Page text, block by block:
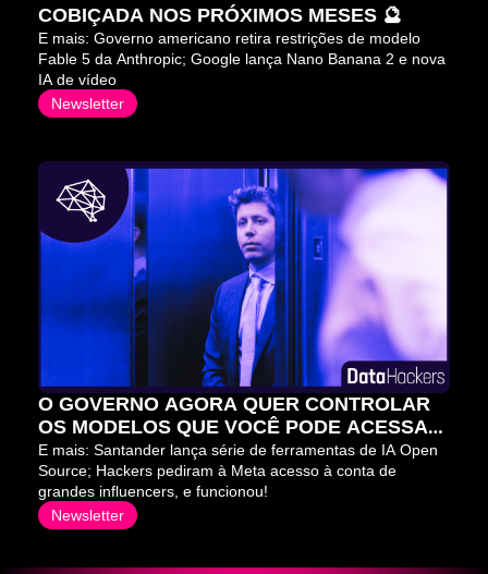
COBIÇADA NOS PRÓXIMOS MESES 🔮
E mais: Governo americano retira restrições de modelo
Fable 5 da Anthropic; Google lança Nano Banana 2 e nova
IA de vídeo
Newsletter
O GOVERNO AGORA QUER CONTROLAR
OS MODELOS QUE VOCÊ PODE ACESSAR
⛔
E mais: Santander lança série de ferramentas de IA Open
Source; Hackers pediram à Meta acesso à conta de
grandes influencers, e funcionou!
Newsletter